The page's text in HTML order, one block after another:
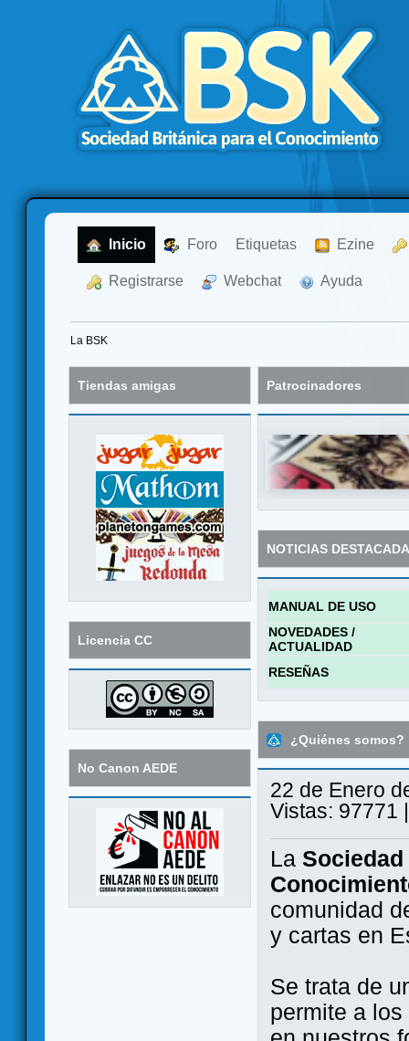
Inicio Foro Etiquetas Ezine
Registrarse Webchat Ayuda
La BSK
Tiendas amigas
Licencia CC
No Canon AEDE
Patrocinadores
NOTICIAS
MANUAL DE USO
NOVEDADES /
ACTUALIDAD
RESEÑAS
¿Quiénes somos?
22 de Enero
Vistas: 97771
La
comunidad
y cartas en
Se trata de
permite a